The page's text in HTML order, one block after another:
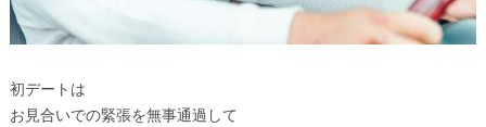
初デートは
お見合いでの緊張を無事通過して